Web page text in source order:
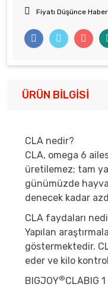
Fiyatı Düşünce
ÜRÜN BILGISI
CLA nedir?
CLA, omega 6
üretilemez; tam
günümüzde
denecek kadar
CLA faydaları
Yapılan
göstermektedir.
eder ve kilo
BIGJOY®CLABIG